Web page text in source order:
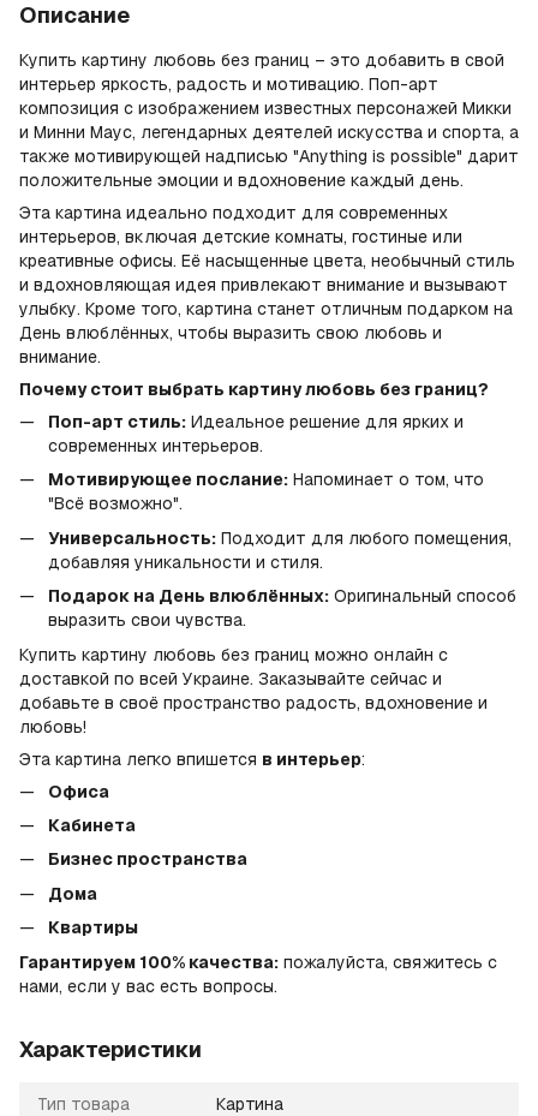
Описание
Купить картину любовь без границ – это добавить в свой
интерьер яркость, радость и мотивацию. Поп-арт
композиция с изображением известных персонажей Микки
и Минни Маус, легендарных деятелей искусства и спорта, а
также мотивирующей надписью "Anything is possible" дарит
положительные эмоции и вдохновение каждый день.
Эта картина идеально подходит для современных
интерьеров, включая детские комнаты, гостиные или
креативные офисы. Её насыщенные цвета, необычный стиль
и вдохновляющая идея привлекают внимание и вызывают
улыбку. Кроме того, картина станет отличным подарком на
День влюблённых, чтобы выразить свою любовь и
внимание.
Почему стоит выбрать картину любовь без границ?
Поп-арт стиль: Идеальное решение для ярких и
современных интерьеров.
Мотивирующее послание: Напоминает о том, что
"Всё возможно".
Универсальность: Подходит для любого помещения,
добавляя уникальности и стиля.
Подарок на День влюблённых: Оригинальный способ
выразить свои чувства.
Купить картину любовь без границ можно онлайн с
доставкой по всей Украине. Заказывайте сейчас и
добавьте в своё пространство радость, вдохновение и
любовь!
Эта картина легко впишется в интерьер:
Офиса
Кабинета
Бизнес пространства
Дома
Квартиры
Гарантируем 100% качества: пожалуйста, свяжитесь с
нами, если у вас есть вопросы.
Характеристики
Тип товара Картина